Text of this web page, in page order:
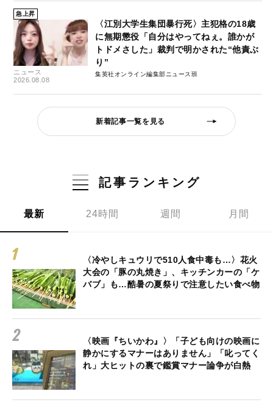
急上昇
ニュース
2026.08.08
〈江別大学生集団暴行死〉主犯格の18歳
に無期懲役「自分はやってねぇ。誰かが
トドメさした」裁判で明かされた“他責ぶ
り”
集英社オンライン編集部ニュース班
新着記事一覧を見る
記事ランキング
最新 24時間 週間 月間
〈冷やしキュウリで510人食中毒も…〉花火
大会の「豚の丸焼き」、キッチンカーの「ケ
バブ」も…酷暑の夏祭りで注意したい食べ物
〈映画『ちいかわ』〉「子ども向けの映画に
静かにするマナーはありません」「叱ってく
れ」大ヒットの裏で鑑賞マナー論争が白熱